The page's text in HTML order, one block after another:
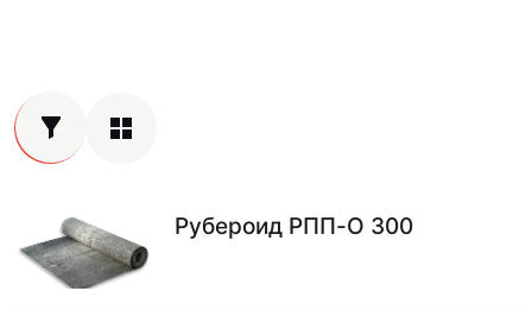
Рубероид РПП-О 300